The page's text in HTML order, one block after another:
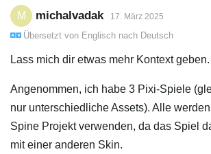
M michalvadak 17. März 2025
Übersetzt von Englisch nach Deutsch
Lass mich dir etwas mehr Kontext geben.
Angenommen, ich habe 3 Pixi-Spiele
nur unterschiedliche Assets). Alle
Spine Projekt verwenden, da das Spiel
mit einer anderen Skin.